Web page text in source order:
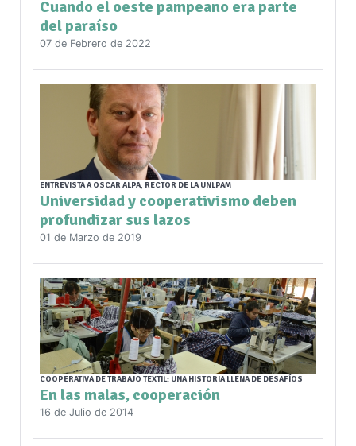
Cuando el oeste pampeano era parte
del paraíso
07 de Febrero de 2022
ENTREVISTA A OSCAR ALPA, RECTOR DE LA UNLPAM
Universidad y cooperativismo deben
profundizar sus lazos
01 de Marzo de 2019
COOPERATIVA DE TRABAJO TEXTIL: UNA HISTORIA LLENA DE DESAFÍOS
En las malas, cooperación
16 de Julio de 2014